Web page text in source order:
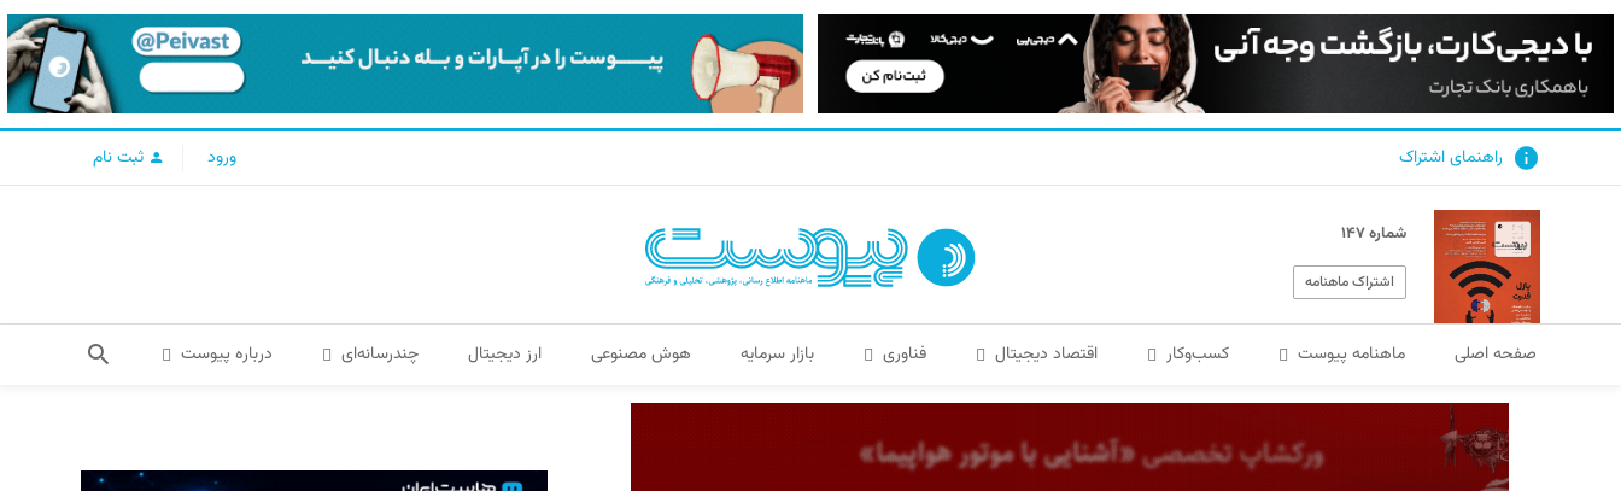
راهنمای اشتراک ورود ثبت نام
شماره ۱۴۷
اشتراک ماهنامه
صفحه اصلی ماهنامه پیوست کسب‌و‌کار اقتصاد دیجیتال فناوری بازار سرمایه هوش مصنوعی ارز دیجیتال چندرسانه‌ای درباره پیوست